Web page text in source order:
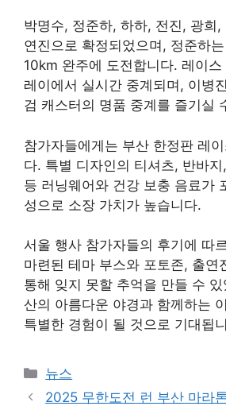
박명수, 정준하, 하하, 전진, 광희,
연진으로 확정되었으며, 정준하
10km 완주에 도전합니다. 레이
레이에서 실시간 중계되며, 이병
검 캐스터의 명품 중계를 즐기실
참가자들에게는 부산 한정판 레
다. 특별 디자인의 티셔츠, 반바
등 러닝웨어와 건강 보충 음료가
성으로 소장 가치가 높습니다.
서울 행사 참가자들의 후기에 따
마련된 테마 부스와 포토존, 출연
통해 잊지 못할 추억을 만들 수
산의 아름다운 야경과 함께하는
특별한 경험이 될 것으로 기대됩
카
테
뉴스
2025 무한도전 런 부산 마라